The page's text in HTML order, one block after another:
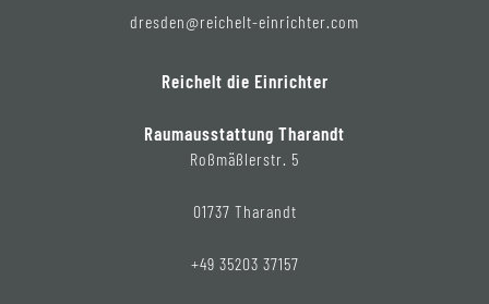
dresden@reichelt-einrichter.com
Reichelt die Einrichter
Raumausstattung Tharandt
Roßmäßlerstr. 5
01737 Tharandt
+49 35203 37157